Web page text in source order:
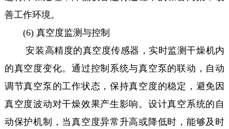
善工作环境。
(6) 真空度监测与控制
安装高精度的真空度传感器，实时监测干燥机内
的真空度变化。通过控制系统与真空泵的联动，自动
调节真空泵的工作状态，保持真空度的稳定，避免因
真空度波动对干燥效果产生影响。设计真空系统的自
动保护机制，当真空度异常升高或降低时，能够及时